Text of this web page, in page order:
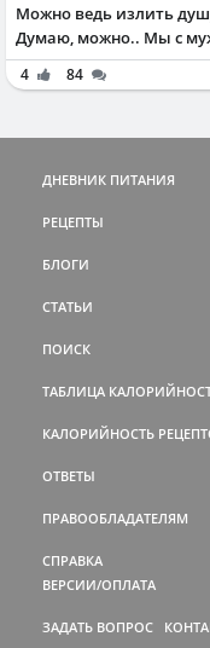
Можно ведь излить
Думаю, можно.. Мы с
4 84
ДНЕВНИК ПИТАНИЯ
РЕЦЕПТЫ
БЛОГИ
СТАТЬИ
ПОИСК
ТАБЛИЦА
КАЛОРИЙНОСТЬ
ОТВЕТЫ
ПРАВООБЛАДАТЕЛЯМ
СПРАВКА
ВЕРСИИ/ОПЛАТА
ЗАДАТЬ ВОПРОС